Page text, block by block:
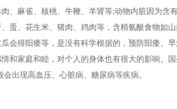
、麻雀、核桃、牛鞭、羊肾等;动物内脏因为
蛋、花生米、猪肉、鸡肉等，含精氨酸食物如
会得阳痿等，是没有科学根据的，预防阳痿、
和家庭和睦，对个人的身体也有很大的影响。
出现高血压、心脏病、糖尿病等疾病。